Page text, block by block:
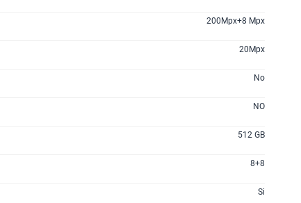
200Mpx+8 Mpx
20Mpx
No
NO
512 GB
8+8
Si